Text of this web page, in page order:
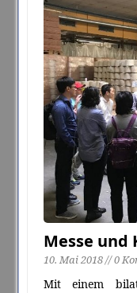
Messe und
10. Mai 2018 // 0
Mit einem